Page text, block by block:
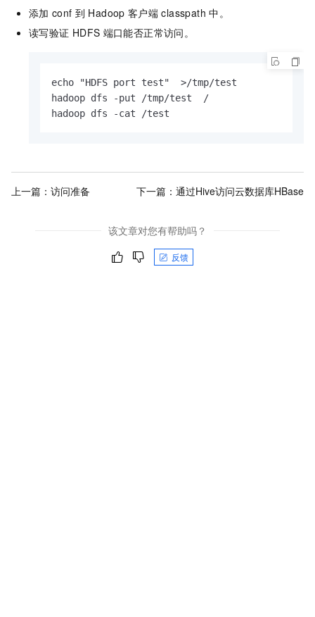
添加 conf 到 Hadoop 客户端 classpath 中。
读写验证 HDFS 端口能否正常访问。
echo "HDFS port test"  >/tmp/test
hadoop dfs -put /tmp/test  /
hadoop dfs -cat /test
上一篇： 访问准备 下一篇： 通过Hive访问云数据库HBase
该文章对您有帮助吗？
反馈